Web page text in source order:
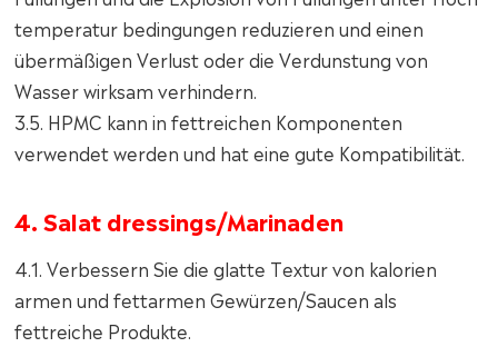
temperatur bedingungen reduzieren und einen
übermäßigen Verlust oder die Verdunstung von
Wasser wirksam verhindern.
3.5. HPMC kann in fettreichen Komponenten
verwendet werden und hat eine gute Kompatibilität.
4. Salat dressings/Marinaden
4.1. Verbessern Sie die glatte Textur von kalorien
armen und fettarmen Gewürzen/Saucen als
fettreiche Produkte.